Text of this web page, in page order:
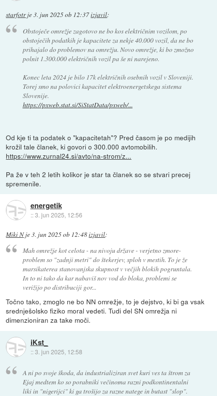
starfotrje3. jun 2025 ob 12:37izjavil:
Obstoječe omrežje zagotovo ne bo kos električnim vozilom, po
obstoječih podatkih je kapacitete za nekje 40.000 vozil, da ne bo
prihajalo do problemov na omrežju. Novo omrežje, ki bo zmožno
polnit 1.300.000 električnih vozil pa še ni narejeno.
Konec leta 2024 je bilo 17k električnih osebnih vozil v Sloveniji.
Torej smo na polovici kapacitet elektroenergetskega sistema
Slovenije.
https://pxweb.stat.si/SiStatData/pxweb/...
Od kje ti ta podatek o "kapacitetah"? Pred časom je po medijih
krožil tale članek, ki govori o 300.000 avtomobilih.
https://www.zurnal24.si/avto/na-strom/z...
Pa že v teh 2 letih kolikor je star ta članek so se stvari precej
spremenile.
energetik
::3. jun 2025, 12:56
Miki Nje3. jun 2025 ob 12:48izjavil:
Mah omrežje kot celota - na nivoju države - verjetno zmore-
problem so "zadnji metri" do štekerjev, sploh v mestih. To je že
marsikaterea stanovanjska skupnost v večjih blokih pogruntala.
In to ni tako da kar nabaviš nov vod do bloka, problemi se
verižijo po distribuciji gor...
Točno tako, zmoglo ne bo NN omrežje, to je dejstvo, ki bi ga vsak
srednješolsko fiziko moral vedeti. Tudi del SN omrežja ni
dimenzioniran za take moči.
iKst_
::3. jun 2025, 12:58
A ni po svoje škoda, da industrializiran svet kuri ves ta štrom za
Ejaj medtem ko so porabniki večinoma razni podkontinentalni
liki in "nigerijci" ki ga trošijo za razne natege in butast "slop".